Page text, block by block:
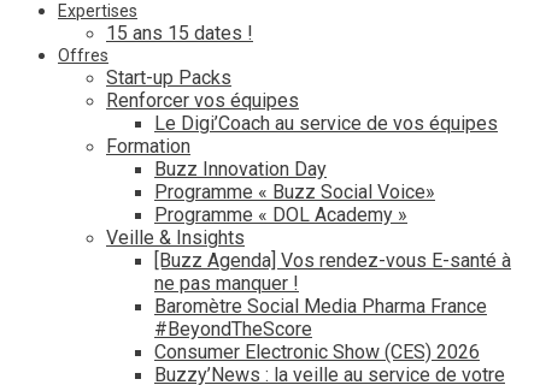
Expertises
15 ans 15 dates !
Offres
Start-up Packs
Renforcer vos équipes
Le Digi’Coach au service de vos équipes
Formation
Buzz Innovation Day
Programme « Buzz Social Voice»
Programme « DOL Academy »
Veille & Insights
[Buzz Agenda] Vos rendez-vous E-santé à
ne pas manquer !
Baromètre Social Media Pharma France
#BeyondTheScore
Consumer Electronic Show (CES) 2026
Buzzy’News : la veille au service de votre